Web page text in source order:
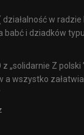
w
babć i dziadków
z „solidarnie Z
a wszystko